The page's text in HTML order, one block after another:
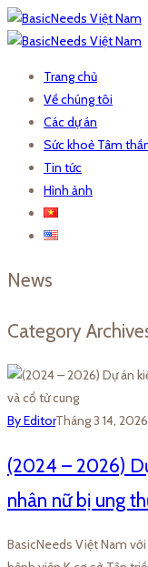
Trang chủ
Về chúng tôi
Các dự án
Sức khoẻ Tâm
Tin tức
Hình ảnh
News
Category
By EditorTháng 3 14, 2026
(2024 – 2026)
nhân nữ bị ung
BasicNeeds Việt Nam